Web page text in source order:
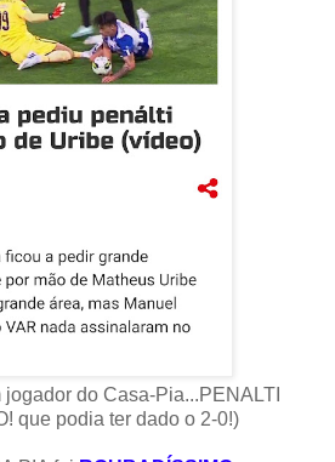
do Casa-Pia...PENALTI
que podia ter dado o 2-0!)